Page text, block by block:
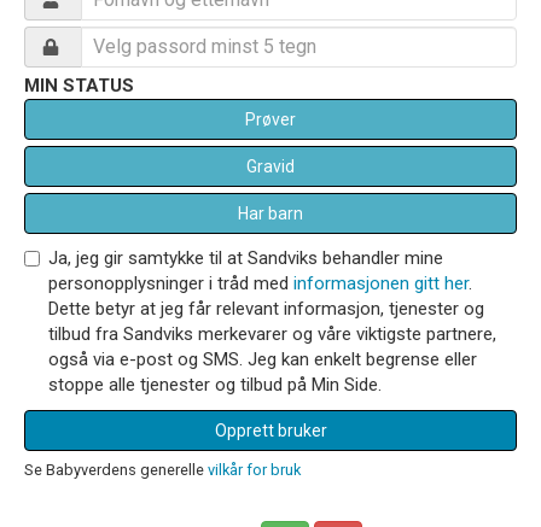
MIN STATUS
Prøver
Gravid
Har barn
Ja, jeg gir samtykke til at Sandviks behandler mine
personopplysninger i tråd med informasjonen gitt her.
Dette betyr at jeg får relevant informasjon, tjenester og
tilbud fra Sandviks merkevarer og våre viktigste partnere,
også via e-post og SMS. Jeg kan enkelt begrense eller
stoppe alle tjenester og tilbud på Min Side.
Opprett bruker
Se Babyverdens generelle vilkår for bruk